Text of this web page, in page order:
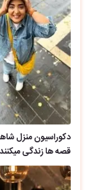
دکوراسیون منزل
قصه ها زندگی میکنند